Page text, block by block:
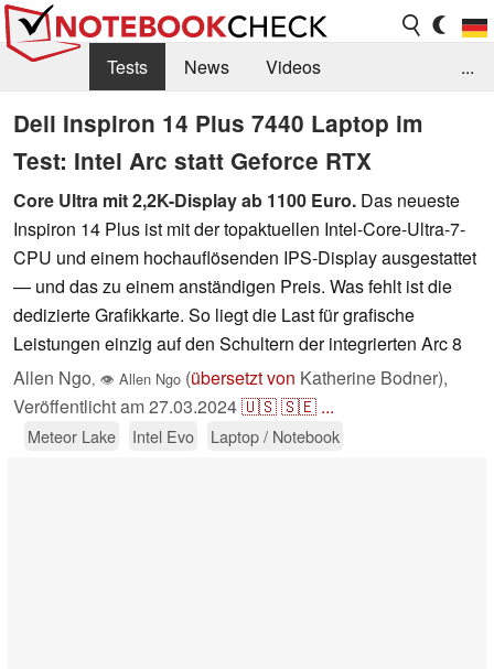
Tests News
Videos
Benchmarks & Tech
Externe Tests
Kaufberatung
Deals Suche
Jobs
Forum
...
Dell Inspiron 14 Plus 7440 Laptop im
Test: Intel Arc statt Geforce RTX
Core Ultra mit 2,2K-Display ab 1100 Euro. Das neueste
Inspiron 14 Plus ist mit der topaktuellen Intel-Core-Ultra-7-
CPU und einem hochauflösenden IPS-Display ausgestattet
— und das zu einem anständigen Preis. Was fehlt ist die
dedizierte Grafikkarte. So liegt die Last für grafische
Leistungen einzig auf den Schultern der integrierten Arc 8
Allen Ngo, 👁 Allen Ngo (übersetzt von Katherine Bodner),
Veröffentlicht am27.03.2024🇺🇸🇸🇪 ...
Meteor Lake Intel Evo Laptop / Notebook